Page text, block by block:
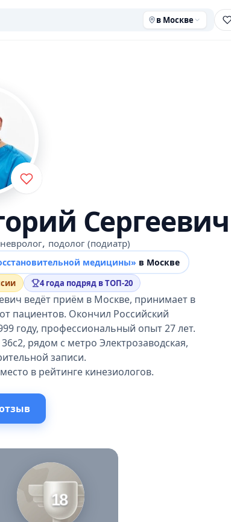
в Москве
Сергеевич
невролог, подолог (подиатр)
медицины» в Москве
4 года подряд в ТОП-20
ведёт приём в Москве, принимает в
пациентов. Окончил Российский
году, профессиональный опыт 27 лет.
рядом с метро Электрозаводская,
записи.
в рейтинге кинезиологов.
18